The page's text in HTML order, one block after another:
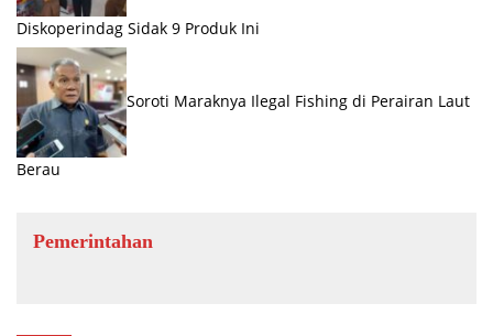
Diskoperindag Sidak 9 Produk Ini
Soroti Maraknya Ilegal Fishing di Perairan Laut
Berau
Pemerintahan